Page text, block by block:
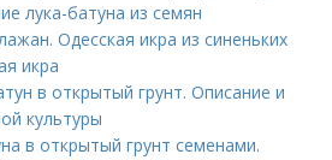
лука-батуна из семян
Одесская икра из синеньких
икра
в открытый грунт. Описание и
культуры
в открытый грунт семенами.